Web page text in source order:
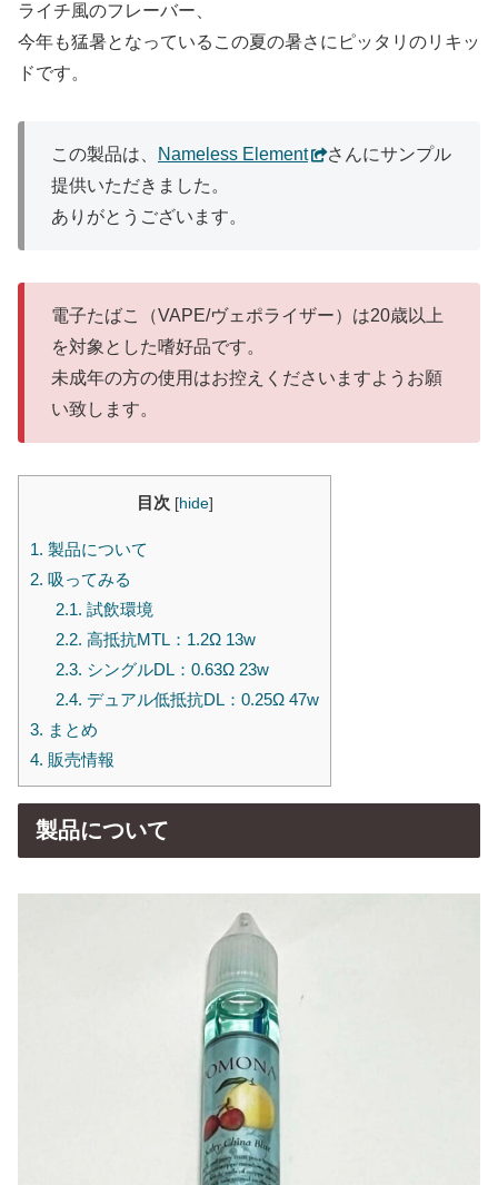
ライチ風のフレーバー、
今年も猛暑となっているこの夏の暑さにピッタリのリキッ
ドです。
この製品は、 Nameless Element
さんにサンプル
提供いただきました。
ありがとうございます。
電子たばこ（VAPE/ヴェポライザー）は20歳以上
を対象とした嗜好品です。
未成年の方の使用はお控えくださいますようお願
い致します。
目次 [hide]
1. 製品について
2. 吸ってみる
2.1. 試飲環境
2.2. 高抵抗MTL：1.2Ω 13w
2.3. シングルDL：0.63Ω 23w
2.4. デュアル低抵抗DL：0.25Ω 47w
3. まとめ
4. 販売情報
製品について